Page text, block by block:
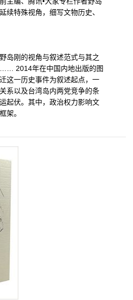
续特殊视角，细写文物历史、
岛刚的视角与叙述范式与其之
2014年在中国内地出版的图
这一历史事件为叙述起点，一
系以及台湾岛内两党竞争的条
起伏。其中，政治权力影响文
架。